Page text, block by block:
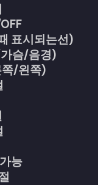
표시되는선)
슴/음경)
/왼쪽)
능